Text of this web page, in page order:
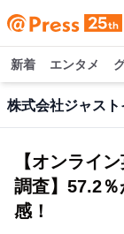
新着 エンタメ
株式会社ジャスト
【オンライ
調査】57.2
感！